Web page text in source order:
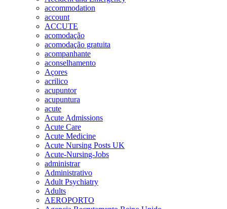
accommodation
account
ACCUTE
acomodação
acomodação gratuita
acompanhante
aconselhamento
Açores
acrilico
acupuntor
acupuntura
acute
Acute Admissions
Acute Care
Acute Medicine
Acute Nursing Posts UK
Acute-Nursing-Jobs
administrar
Administrativo
Adult Psychiatry
Adults
AEROPORTO